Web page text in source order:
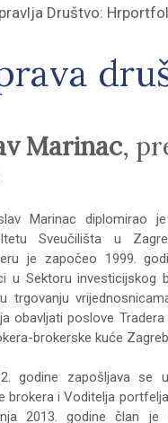
Društvo:
Marinac,
Marinac diplomirao
Sveučilišta u
je započeo 1999.
u Sektoru investicijskog
trgovanju
obavljati poslove
brokerske kuće
godine zapošljava se
brokera i Voditelja
2013. godine član je